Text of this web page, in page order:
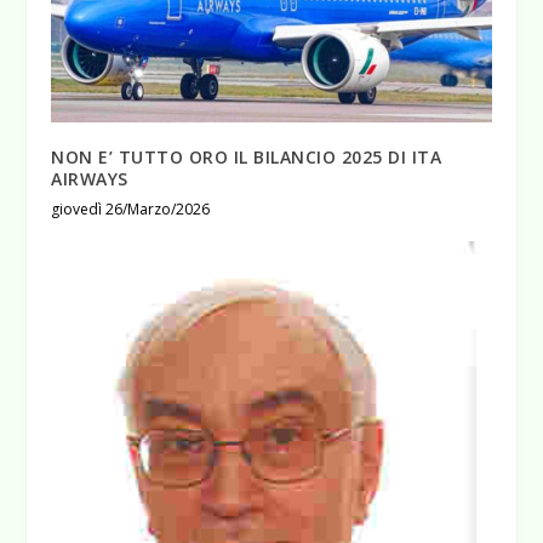
NON E’ TUTTO ORO IL BILANCIO 2025 DI ITA
AIRWAYS
giovedì 26/Marzo/2026